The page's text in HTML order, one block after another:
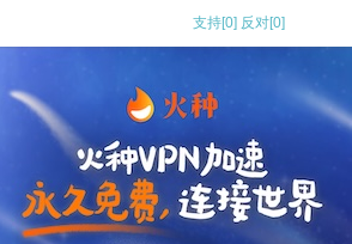
支持[0] 反对[0]
支持 反对